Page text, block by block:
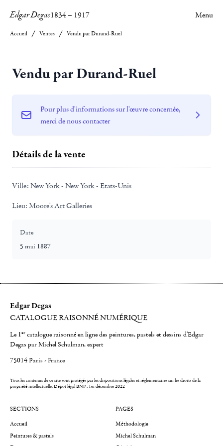
Edgar Degas1834– 1917 Menu
Accueil Ventes Vendu par Durand-Ruel
Vendu par Durand-Ruel
Pour plus d'informations sur l'œuvre concernée,
merci de nous contacter
Détails de la vente
Ville: New York - New York - Etats-Unis
Lieu: Moore's Art Galleries
Date
5 mai 1887
Edgar Degas
CATALOGUE RAISONNÉ NUMÉRIQUE
Le 1er catalogue raisonné en ligne des peintures, pastels et dessins d'Edgar
Degas par Michel Schulman, expert
75014 Paris - France
Tous les contenus de ce site sont protégés par les dispositions légales et réglementaires sur les droits de la
propriété intellectuelle.Dépot légal BNF : 1er décembre 2022
SECTIONS
Accueil
Peintures & pastels
PAGES
Méthodologie
Michel Schulman